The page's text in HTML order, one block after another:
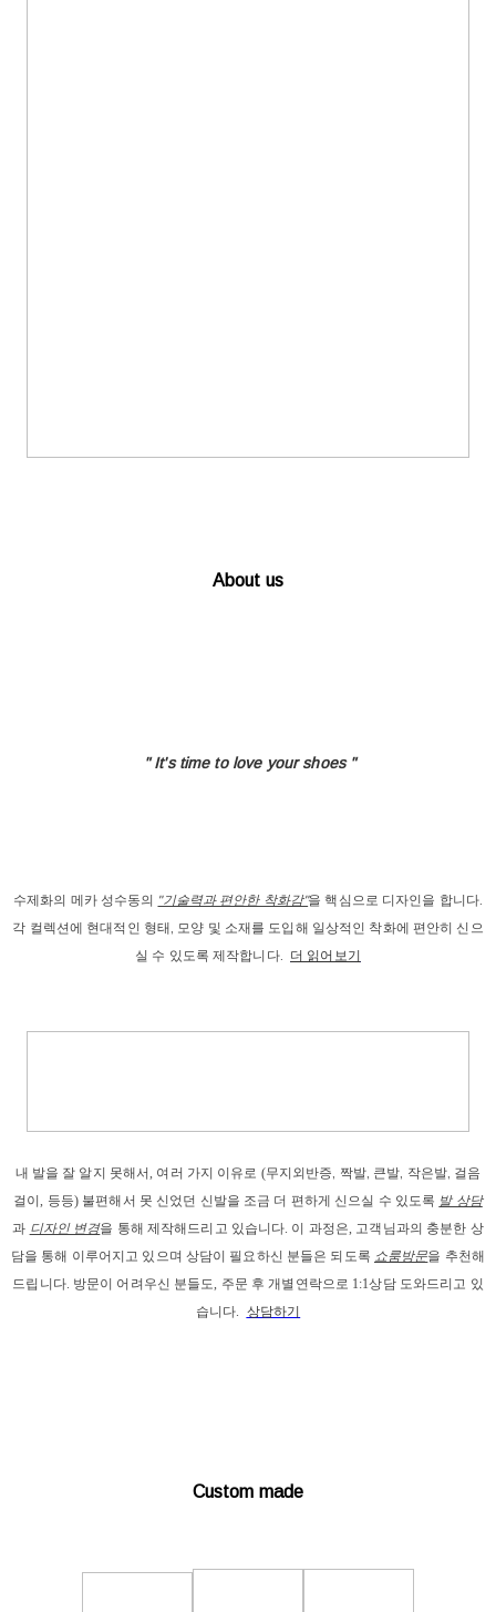
About us
" It's time to loveyour shoes "
수제화의 메카 성수동의 "기술력과 편안한 착화감"을 핵심으로 디자인을 합니다.
각 컬렉션에 현대적인 형태, 모양 및 소재를 도입해 일상적인 착화에 편안히 신으
실 수 있도록 제작합니다. 더 읽어보기
내 발을 잘 알지 못해서, 여러 가지 이유로 (무지외반증, 짝발, 큰발, 작은발, 걸음
걸이, 등등) 불편해서 못 신었던 신발을 조금 더 편하게 신으실 수 있도록 발 상담
과 디자인 변경을 통해 제작해드리고 있습니다. 이 과정은, 고객님과의 충분한 상
담을 통해 이루어지고 있으며 상담이 필요하신 분들은 되도록 쇼룸방문을 추천해
드립니다. 방문이 어려우신 분들도, 주문 후 개별연락으로 1:1상담 도와드리고 있
습니다. 상담하기
Custom made